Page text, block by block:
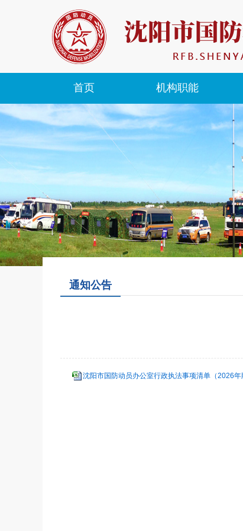
首页 机构职能
通知公告
沈阳市国防动员办公室行政执法事项清单（2026年